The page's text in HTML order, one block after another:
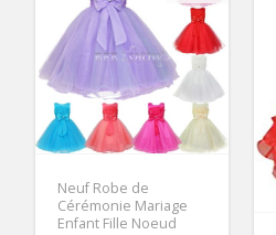
Neuf Robe de
Cérémonie Mariage
Enfant Fille Noeud